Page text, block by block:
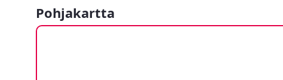
Pohjakartta